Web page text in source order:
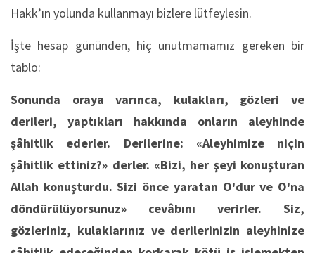
Hakk’ın yolunda kullanmayı bizlere lütfeylesin.
İşte hesap gününden, hiç unutmamamız gereken bir
tablo:
Sonunda oraya varınca, kulakları, gözleri ve
derileri, yaptıkları hakkında onların aleyhinde
şâhitlik ederler. Derilerine: «Aleyhimize niçin
şâhitlik ettiniz?» derler. «Bizi, her şeyi konuşturan
Allah konuşturdu. Sizi önce yaratan O'dur ve O'na
döndürülüyorsunuz» cevâbını verirler. Siz,
gözleriniz, kulaklarınız ve derilerinizin aleyhinize